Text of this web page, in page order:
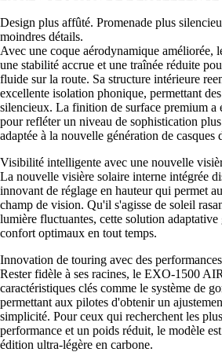
Design plus affûté. Promenade plus
moindres détails.
Avec une coque aérodynamique
une stabilité accrue et une traînée réduite
fluide sur la route. Sa structure intérieure
excellente isolation phonique, permettant
silencieux. La finition de surface premium a
pour refléter un niveau de sophistication
adaptée à la nouvelle génération de casques
Visibilité intelligente avec une nouvelle
La nouvelle visière solaire interne intégrée
innovant de réglage en hauteur qui permet
champ de vision. Qu'il s'agisse de soleil
lumière fluctuantes, cette solution
confort optimaux en tout temps.
Innovation de touring avec des
Rester fidèle à ses racines, le EXO-1500
caractéristiques clés comme le système de
permettant aux pilotes d'obtenir un
simplicité. Pour ceux qui recherchent les
performance et un poids réduit, le modèle
édition ultra-légère en carbone.